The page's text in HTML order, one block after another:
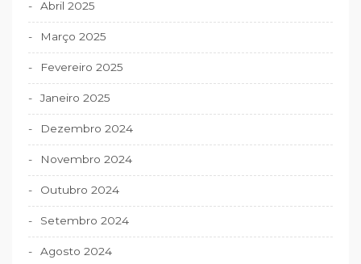
Abril 2025
Março 2025
Fevereiro 2025
Janeiro 2025
Dezembro 2024
Novembro 2024
Outubro 2024
Setembro 2024
Agosto 2024